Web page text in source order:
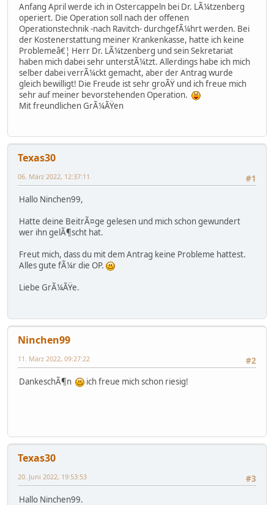
Anfang April werde ich in Ostercappeln bei Dr. LÃ¼tzenberg
operiert. Die Operation soll nach der offenen
Operationstechnik -nach Ravitch- durchgefÃ¼hrt werden. Bei
der Kostenerstattung meiner Krankenkasse, hatte ich keine
Problemeâ€¦ Herr Dr. LÃ¼tzenberg und sein Sekretariat
haben mich dabei sehr unterstÃ¼tzt. Allerdings habe ich mich
selber dabei verrÃ¼ckt gemacht, aber der Antrag wurde
gleich bewilligt! Die Freude ist sehr groÃŸ und ich freue mich
sehr auf meiner bevorstehenden Operation.
Mit freundlichen GrÃ¼ÃŸen
Texas30
#1
06. März 2022, 12:37:11
Hallo Ninchen99,
Hatte deine BeitrÃ¤ge gelesen und mich schon gewundert
wer ihn gelÃ¶scht hat.
Freut mich, dass du mit dem Antrag keine Probleme hattest.
Alles gute fÃ¼r die OP.
Liebe GrÃ¼ÃŸe.
Ninchen99
#2
11. März 2022, 09:27:22
DankeschÃ¶n ich freue mich schon riesig!
Texas30
#3
20. Juni 2022, 19:53:53
Hallo Ninchen99.